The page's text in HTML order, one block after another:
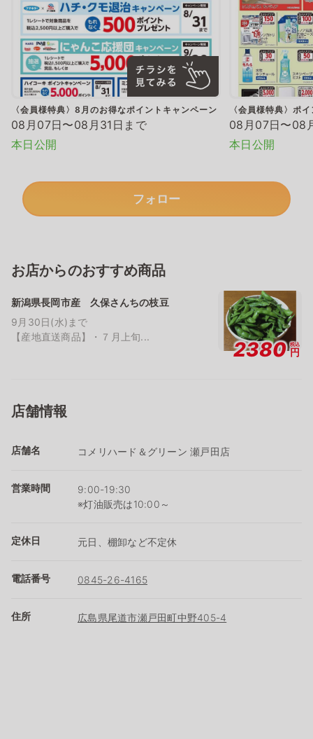
〈会員様特典〉8月のお得なポイントキャンペーン
08月07日〜08月31日まで
本日公開
〈会員様特典〉ポ
08月07日〜08
本日公開
フォロー
お店からのおすすめ商品
新潟県長岡市産 久保さんちの枝豆
9月30日(水)まで
【産地直送商品】・７月上旬...
2380 税込
円
店舗情報
店舗名 コメリハード＆グリーン 瀬戸田店
営業時間
9:00-19:30
※灯油販売は10:00～
定休日 元日、棚卸など不定休
電話番号 0845-26-4165
住所 広島県尾道市瀬戸田町中野405-4